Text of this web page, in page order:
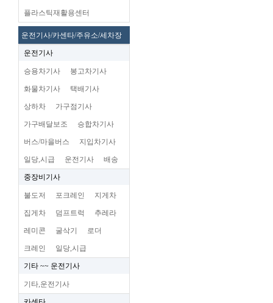
플라스틱재활용센터
운전기사/카센타/주유소/세차장
운전기사
승용차기사 봉고차기사
화물차기사 택배기사
상하차 가구점기사
가구배달보조 승합차기사
버스/마을버스 지입차기사
일당,시급 운전기사 배송
중장비기사
불도저 포크레인 지게차
집게차 덤프트럭 추레라
레미콘 굴삭기 로더
크레인 일당,시급
기타 ~~ 운전기사
기타,운전기사